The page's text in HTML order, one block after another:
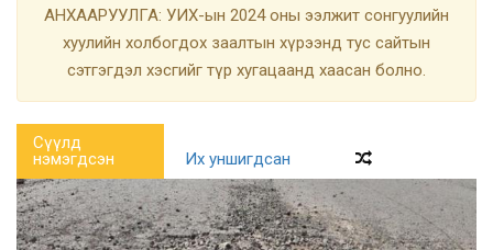
АНХААРУУЛГА: УИХ-ын 2024 оны ээлжит сонгуулийн
хуулийн холбогдох заалтын хүрээнд тус сайтын
сэтгэгдэл хэсгийг түр хугацаанд хаасан болно.
Сүүлд
нэмэгдсэн
Их уншигдсан